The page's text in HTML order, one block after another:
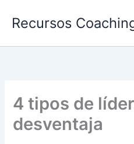
Recursos
4 tipos de
desventaja